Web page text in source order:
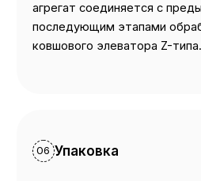
агрегат соединяется с
последующим этапами
ковшового элеватора Z-типа.
06 Упаковка